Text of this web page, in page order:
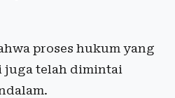
proses hukum yang
juga telah dimintai